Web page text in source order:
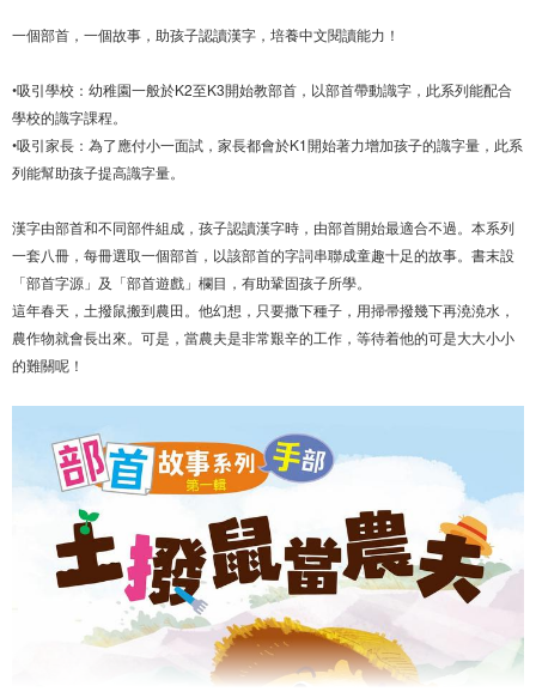
一個部首，一個故事，助孩子認讀漢字，培養中文閱讀能力！
•吸引學校：幼稚園一般於K2至K3開始教部首，以部首帶動識字，此系列能配合
學校的識字課程。
•吸引家長：為了應付小一面試，家長都會於K1開始著力增加孩子的識字量，此系
列能幫助孩子提高識字量。
漢字由部首和不同部件組成，孩子認讀漢字時，由部首開始最適合不過。本系列
一套八冊，每冊選取一個部首，以該部首的字詞串聯成童趣十足的故事。書末設
「部首字源」及「部首遊戲」欄目，有助鞏固孩子所學。
這年春天，土撥鼠搬到農田。他幻想，只要撒下種子，用掃帚撥幾下再澆澆水，
農作物就會長出來。可是，當農夫是非常艱辛的工作，等待着他的可是大大小小
的難關呢！